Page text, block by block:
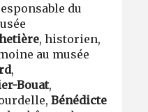
du
, historien,
au musée
,
Bouat,
Bénédicte